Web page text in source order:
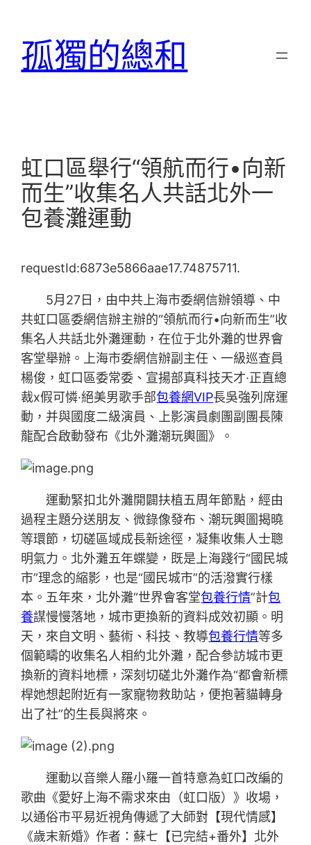
孤獨的總和
虹口區舉行“領航而行•向新
而生”收集名人共話北外一
包養灘運動
requestId:6873e5866aae17.74875711.
5月27日，由中共上海市委網信辦領導、中
共虹口區委網信辦主辦的“領航而行•向新而生”收
集名人共話北外灘運動，在位于北外灘的世界會
客堂舉辦。上海市委網信辦副主任、一級巡查員
楊俊，虹口區委常委、宣揚部真科技天才·正直總
裁x假可憐·絕美男歌手部包養網VIP長吳強列席運
動，并與國度二級演員、上影演員劇團副團長陳
龍配合啟動發布《北外灘潮玩輿圖》。
運動緊扣北外灘開闢扶植五周年節點，經由
過程主題分送朋友、微錄像發布、潮玩輿圖揭曉
等環節，切磋區域成長新途徑，凝集收集人士聰
明氣力。北外灘五年蝶變，既是上海踐行“國民城
市”理念的縮影，也是“國民城市”的活潑實行樣
本。五年來，北外灘“世界會客堂包養行情”計包
養謀慢慢落地，城市更換新的資料成效初顯。明
天，來自文明、藝術、科技、教導包養行情等多
個範疇的收集名人相約北外灘，配合參訪城市更
換新的資料地標，深刻切磋北外灘作為“都會新標
桿她想起附近有一家寵物救助站，便抱著貓轉身
出了社”的生長與將來。
運動以音樂人羅小羅一首特意為虹口改編的
歌曲《愛好上海不需求來由（虹口版）》收場，
以通俗市平易近視角傳遞了大師對【現代情感】
《歲末新婚》作者：蘇七【已完結+番外】北外